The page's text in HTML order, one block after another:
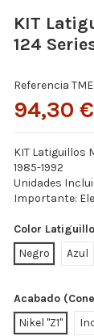
KIT
124
Referencia
94,30 €
KIT Latiguillos
1985-1992
Unidades
Importante:
Color Latiguillo
Negro
Azul
Acabado
Nikel "Z1"